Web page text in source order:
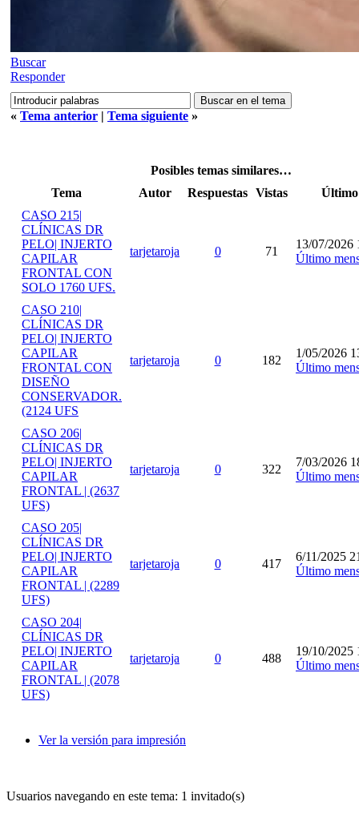
Buscar
Responder
« Tema anterior | Tema siguiente »
Posibles temas similares…
Tema
Autor Respuestas Vistas
Último
CASO 215|
CLÍNICAS DR
PELO| INJERTO
CAPILAR
FRONTAL CON
SOLO 1760 UFS.
tarjetaroja 0 71
13/07/2026
Último
CASO 210|
CLÍNICAS DR
PELO| INJERTO
CAPILAR
FRONTAL CON
DISEÑO
CONSERVADOR.
(2124 UFS
tarjetaroja 0 182
1/05/2026
Último
CASO 206|
CLÍNICAS DR
PELO| INJERTO
CAPILAR
FRONTAL | (2637
UFS)
tarjetaroja 0 322
7/03/2026
Último
CASO 205|
CLÍNICAS DR
PELO| INJERTO
CAPILAR
FRONTAL | (2289
UFS)
tarjetaroja 0 417
6/11/2025
Último
CASO 204|
CLÍNICAS DR
PELO| INJERTO
CAPILAR
FRONTAL | (2078
UFS)
tarjetaroja 0 488
19/10/2025
Último
Ver la versión para impresión
Usuarios navegando en este tema: 1 invitado(s)